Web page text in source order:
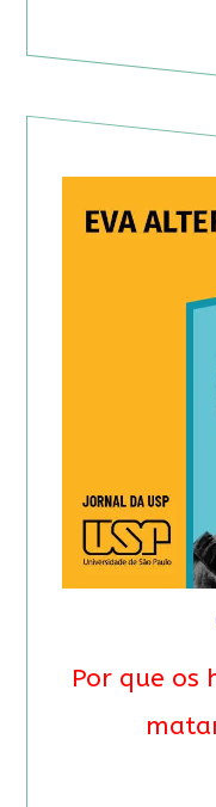
Por que os